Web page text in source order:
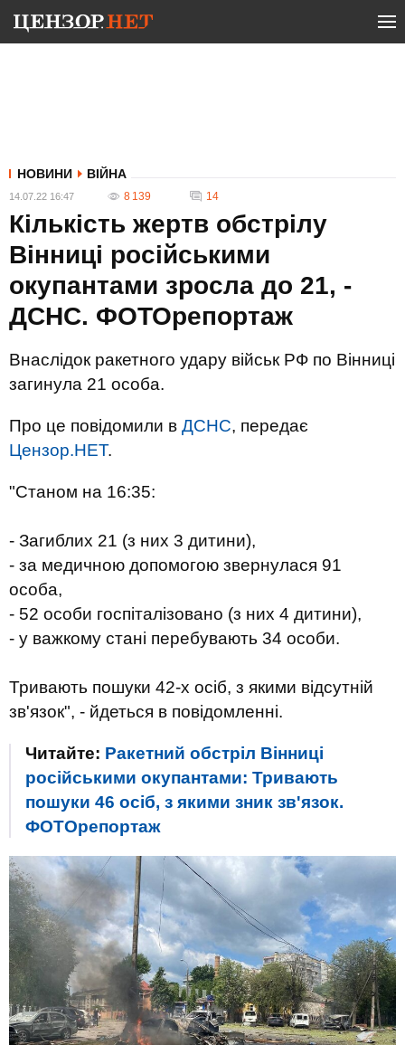
НОВИНИ ВІЙНА
14.07.22 16:47 8 139 14
Кількість жертв обстрілу
Вінниці російськими
окупантами зросла до 21, -
ДСНС. ФОТОрепортаж
Внаслідок ракетного удару військ РФ по Вінниці
загинула 21 особа.
Про це повідомили в ДСНС, передає
Цензор.НЕТ.
"Станом на 16:35:
- Загиблих 21 (з них 3 дитини),
- за медичною допомогою звернулася 91
особа,
- 52 особи госпіталізовано (з них 4 дитини),
- у важкому стані перебувають 34 особи.
Тривають пошуки 42-х осіб, з якими відсутній
зв'язок", - йдеться в повідомленні.
Читайте: Ракетний обстріл Вінниці
російськими окупантами: Тривають
пошуки 46 осіб, з якими зник зв'язок.
ФОТОрепортаж